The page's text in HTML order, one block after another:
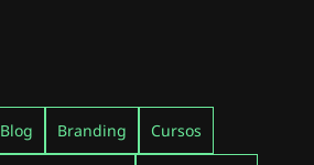
Blog Branding Cursos